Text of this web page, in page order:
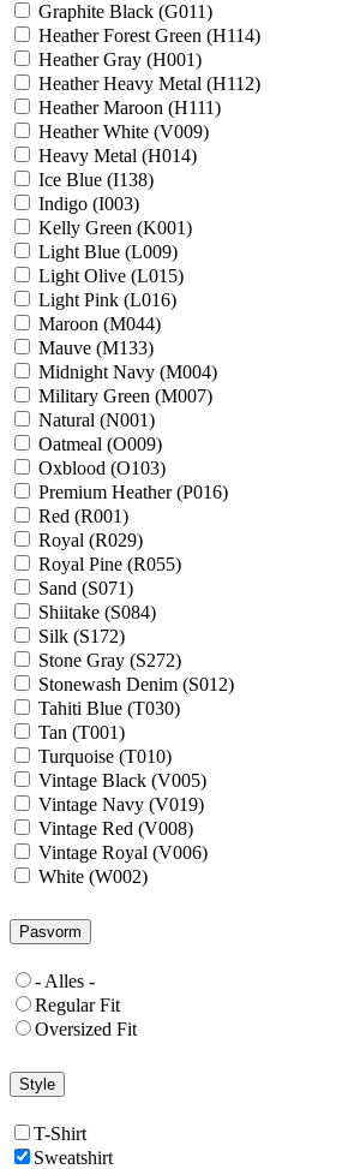
Graphite Black (G011)
Heather Forest Green (H114)
Heather Gray (H001)
Heather Heavy Metal (H112)
Heather Maroon (H111)
Heather White (V009)
Heavy Metal (H014)
Ice Blue (I138)
Indigo (I003)
Kelly Green (K001)
Light Blue (L009)
Light Olive (L015)
Light Pink (L016)
Maroon (M044)
Mauve (M133)
Midnight Navy (M004)
Military Green (M007)
Natural (N001)
Oatmeal (O009)
Oxblood (O103)
Premium Heather (P016)
Red (R001)
Royal (R029)
Royal Pine (R055)
Sand (S071)
Shiitake (S084)
Silk (S172)
Stone Gray (S272)
Stonewash Denim (S012)
Tahiti Blue (T030)
Tan (T001)
Turquoise (T010)
Vintage Black (V005)
Vintage Navy (V019)
Vintage Red (V008)
Vintage Royal (V006)
White (W002)
Pasvorm
- Alles -
Regular Fit
Oversized Fit
Style
T-Shirt
Sweatshirt